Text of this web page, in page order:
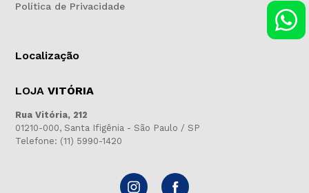
Política de Privacidade
Localização
LOJA VITÓRIA
Rua Vitória, 212
01210-000, Santa Ifigênia - São Paulo / SP
Telefone: (11) 5990-1420